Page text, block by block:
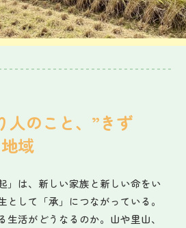
人のこと、”きず
域
」は、新しい家族と新しい命をい
として「承」につながっている。
生活がどうなるのか。山や里山、